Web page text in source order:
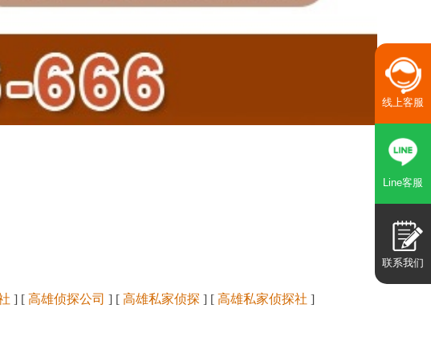
] [高雄侦探公司 ] [高雄私家侦探 ] [高雄私家侦探社 ]
线上客服
Line客服
联系我们